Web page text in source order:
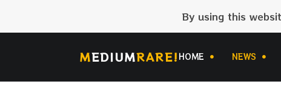
By using this
MEDIUMRARE! HOME NEWS